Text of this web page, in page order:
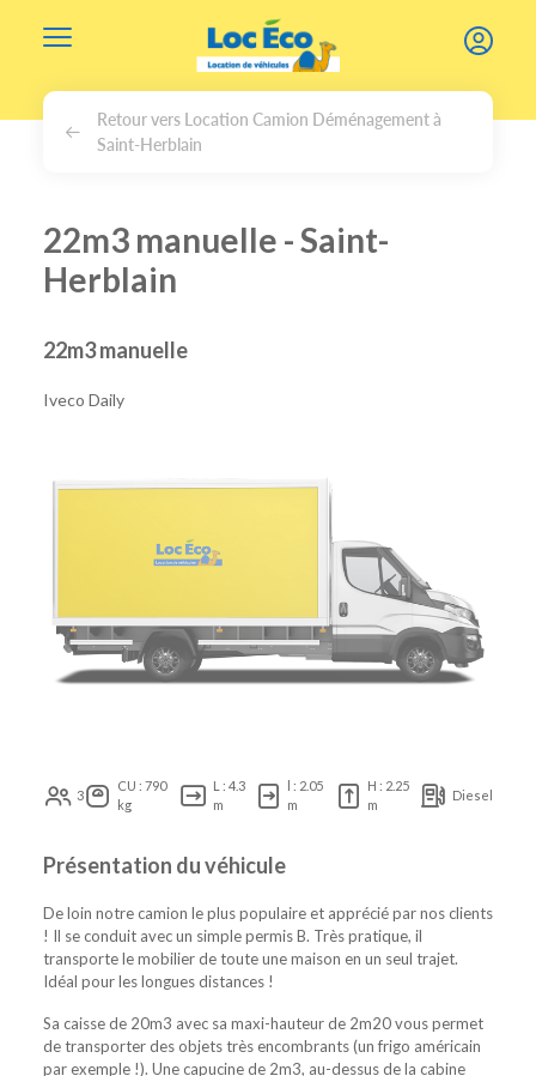
Retour vers Location Camion Déménagement à
Saint-Herblain
22m3 manuelle - Saint-
Herblain
22m3 manuelle
Iveco Daily
3
CU : 790
kg
L : 4.3
m
l : 2.05
m
H : 2.25
m
Diesel
Présentation du véhicule
De loin notre camion le plus populaire et apprécié par nos clients
! Il se conduit avec un simple permis B. Très pratique, il
transporte le mobilier de toute une maison en un seul trajet.
Idéal pour les longues distances !
Sa caisse de 20m3 avec sa maxi-hauteur de 2m20 vous permet
de transporter des objets très encombrants (un frigo américain
par exemple !). Une capucine de 2m3, au-dessus de la cabine